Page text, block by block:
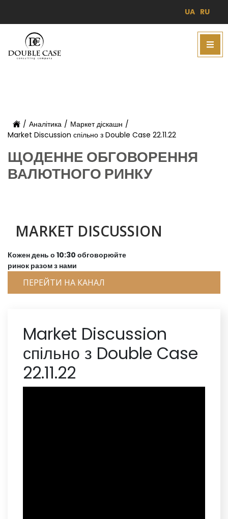
UA RU
/ Аналітика / Маркет діскашн /
Market Discussion спільно з Double Case 22.11.22
ЩОДЕННЕ ОБГОВОРЕННЯ
ВАЛЮТНОГО РИНКУ
MARKET DISCUSSION
Кожен день о 10:30 обговорюйте
ринок разом з нами
ПЕРЕЙТИ НА КАНАЛ
Market Discussion
спільно з Double Case
22.11.22